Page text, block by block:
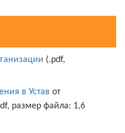
(.pdf,
в Устав от
размер файла: 1,6